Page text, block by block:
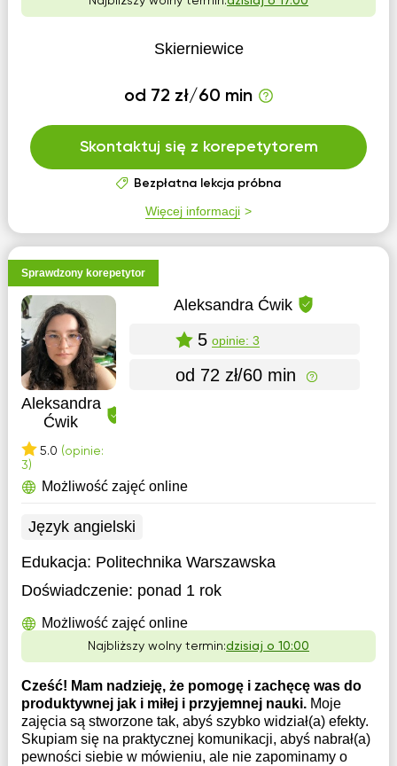
Skierniewice
od 72 zł/60 min
Skontaktuj się z korepetytorem
Bezpłatna lekcja próbna
Więcej informacji
Sprawdzony korepetytor
Aleksandra
Ćwik
5.0 (opinie:
3)
Aleksandra Ćwik
5 opinie: 3
od 72 zł/60 min
Możliwość zajęć online
Język angielski
Edukacja: Politechnika Warszawska
Doświadczenie: ponad 1 rok
Możliwość zajęć online
Najbliższy wolny termin:dzisiaj o 10:00
Cześć! Mam nadzieję, że pomogę i zachęcę was do
produktywnej jak i miłej i przyjemnej nauki. Moje
zajęcia są stworzone tak, abyś szybko widział(a) efekty.
Skupiam się na praktycznej komunikacji, abyś nabrał(a)
pewności siebie w mówieniu, ale nie zapominamy o